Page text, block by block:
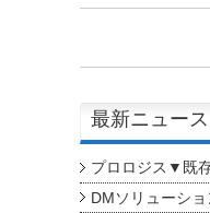
最新ニュース
プロロジス▼既
DMソリューシ